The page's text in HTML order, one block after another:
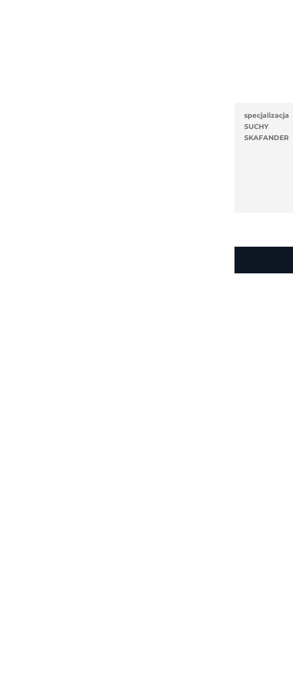
specjalizacja
SUCHY
SKAFANDER